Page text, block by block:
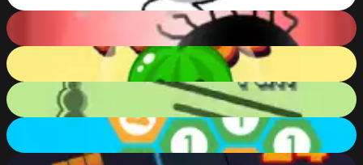
Double Blob
87
Fruit Merge 2
70
Slide and fall
75
Merge Hexa
90